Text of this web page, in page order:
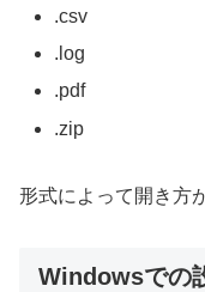
.csv
.log
.pdf
.zip
形式によって開き方
Windowsでの